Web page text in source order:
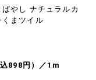
ばやし ナチュラルカ
くまツイル
898円）／1m